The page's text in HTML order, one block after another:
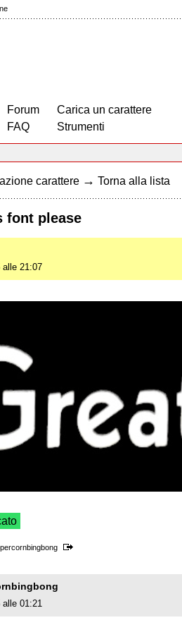
Forum
FAQ
Carica un carattere
Strumenti
carattere → Torna alla lista
font please
alle 21:07
alle 01:21